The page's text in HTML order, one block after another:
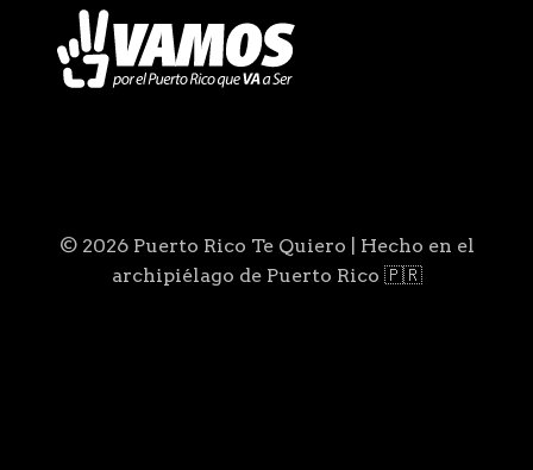
© 2026 Puerto Rico Te Quiero | Hecho en el
archipiélago de Puerto Rico 🇵🇷